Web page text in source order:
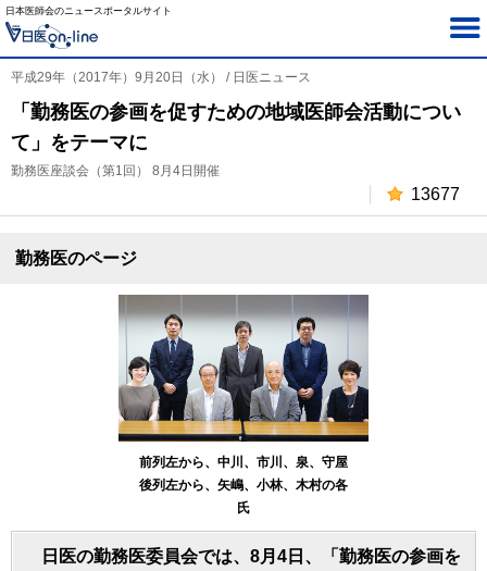
日本医師会のニュースポータルサイト
平成29年（2017年）9月20日（水） / 日医ニュース
「勤務医の参画を促すための地域医師会活動につい
て」をテーマに
勤務医座談会（第1回） 8月4日開催
13677
勤務医のページ
前列左から、中川、市川、泉、守屋
後列左から、矢嶋、小林、木村の各
氏
日医の勤務医委員会では、8月4日、「勤務医の参画を